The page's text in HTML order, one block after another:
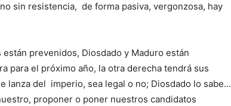
sin resistencia, de forma pasiva, vergonzosa, hay
prevenidos, Diosdado y Maduro están
para el próximo año, la otra derecha tendrá sus
lanza del imperio, sea legal o no; Diosdado lo sabe…
proponer o poner nuestros candidatos